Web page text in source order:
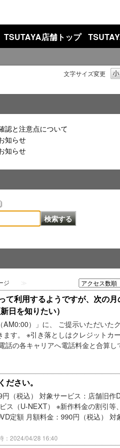
TSUTAYA店舗トップ
文字サイズ変更
認と注意点について
知らせ
知らせ
ジ ≫
て利用するようですが、次の月
日を知りたい）
）」に、 ご提示いただいた
す。 ※引き落としはクレジットカ
の各キャリアへ電話料金と合算し
さい。
（税込） 対象サービス：店舗旧作
NEXT） ※新作料金の割引等
定額 月額料金：990円（税込） 対
：2024/04/28 16:40